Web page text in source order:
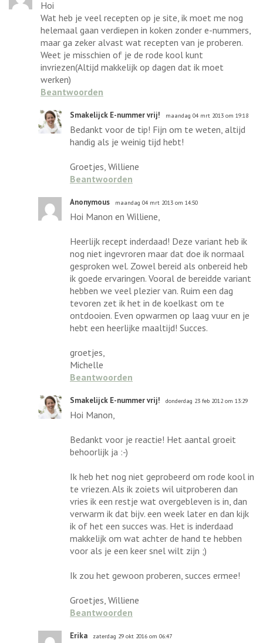
Hoi
Wat heb je veel recepten op je site, ik moet me nog
helemaal gaan verdiepen in koken zonder e-nummers,
maar ga zeker alvast wat recepten van je proberen.
Weet je misschien of je de rode kool kunt
invriezen(Altijd makkelijk op dagen dat ik moet
werken)
Beantwoorden
Smakelijck E-nummer vrij! maandag 04 mrt 2013 om 19:18
Bedankt voor de tip! Fijn om te weten, altijd
handig als je weinig tijd hebt!
Groetjes, Williene
Beantwoorden
Anonymous maandag 04 mrt 2013 om 14:50
Hoi Manon en Williene,
Heerlijk recept inderdaad! Deze variant heb ik
nog niet ingevroren maar dat doe ik normaal
gesproken wel. Zowel bereid als onbereid heb
ik goede ervaringen. Vooral de bereidde variant
hebben we veel plezier van. Ruim een dag
tevoren zet ik het in de koelkast om te
ontdooien. Even opwarmen op laag vuur en je
hebt een heerlijke maaltijd! Succes.
groetjes,
Michelle
Beantwoorden
Smakelijck E-nummer vrij! donderdag 23 feb 2012 om 13:29
Hoi Manon,
Bedankt voor je reactie! Het aantal groeit
behoorlijk ja :-)
Ik heb het nog niet geprobeerd om rode kool in
te vriezen. Als ik zoiets wil uitproberen dan
vries ik een restje wat overgebleven is in, dan
verwarm ik dat bijv. een week later en dan kijk
ik of het een succes was. Het is inderdaad
makkelijk om wat achter de hand te hebben
voor als je een keer snel wilt zijn ;)
Ik zou het gewoon proberen, succes ermee!
Groetjes, Williene
Beantwoorden
Erika zaterdag 29 okt 2016 om 06:47